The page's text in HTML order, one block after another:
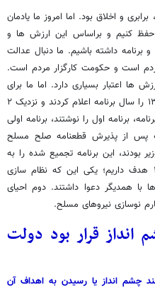
و اخلاق بود. اما امروز ما یادمان
کنیم و براساس این ارزش ها و
داشته باشیم. ما دنبال عدالت
است و حکومت کارگزار مردم است.
ها اعتبار بسیاری دارد. اما ما برای
این ارزش ها نظام سازی نکردیم. سال ۱۳۶۲ را سال برنامه اعلام کردند و نزدیک ۲
برنامه اول را نوشتند، برنامه اولی
نشد. بعداً در سال ۱۳۶۷ که پس از پذیرش قطعنامه صلح مسلح
این برنامه تجمیع شده را به
مجلس دادند. ما گفتیم در این برنامه ۴ هدف داریم؛ یکی این که نظام سازی
همدیگر دعوا داشتند. دوم احیای
نوسازی نیروهای مسلح.
انداز قرار بود دولت
چشم انداز یا رسیدن به اهداف آن